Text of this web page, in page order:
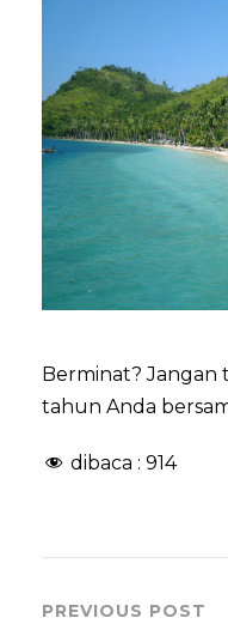
Berminat?
tahun Anda
dibaca : 914
PREVIOUS POST